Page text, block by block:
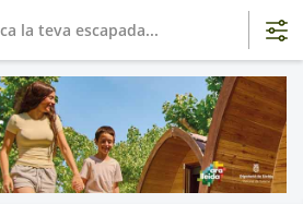
la teva escapada...